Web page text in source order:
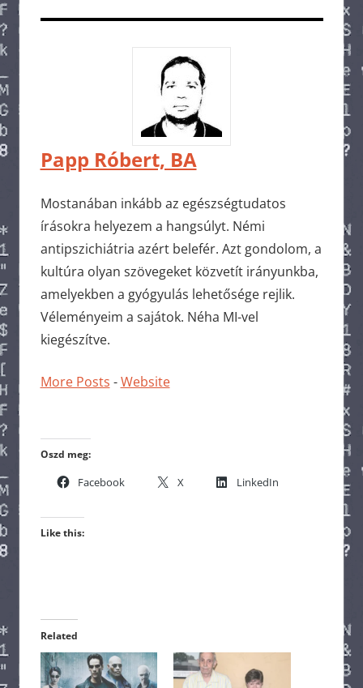
Papp Róbert, BA
Mostanában inkább az egészségtudatos
írásokra helyezem a hangsúlyt. Némi
antipszichiátria azért belefér. Azt gondolom, a
kultúra olyan szövegeket közvetít irányunkba,
amelyekben a gyógyulás lehetősége rejlik.
Véleményeim a sajátok. Néha MI-vel
kiegészítve.
More Posts -Website
Oszd meg:
Facebook X LinkedIn
Like this:
Related